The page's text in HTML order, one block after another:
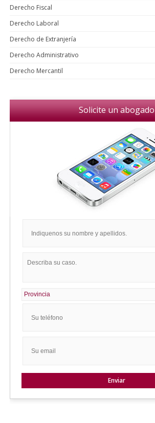
Derecho Fiscal
Derecho Laboral
Derecho de Extranjería
Derecho Administrativo
Derecho Mercantil
Solicite un abogado